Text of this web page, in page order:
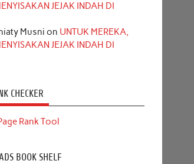
JEJAK INDAH DI
Musni on UNTUK MEREKA,
JEJAK INDAH DI
CHECKER
BOOK SHELF